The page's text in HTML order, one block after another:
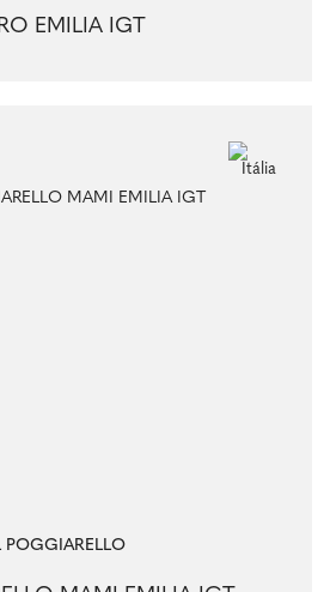
EMILIA IGT
POGGIARELLO